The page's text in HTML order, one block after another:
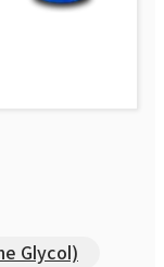
Glycol)